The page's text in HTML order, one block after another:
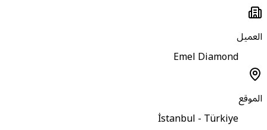
Emel Diamond
İstanbul - Türkiye